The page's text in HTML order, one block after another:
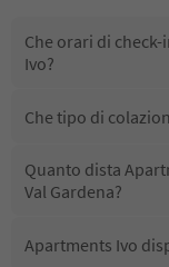
Che orari di
Ivo?
Che tipo di
Quanto dista
Val Gardena?
Apartments Ivo